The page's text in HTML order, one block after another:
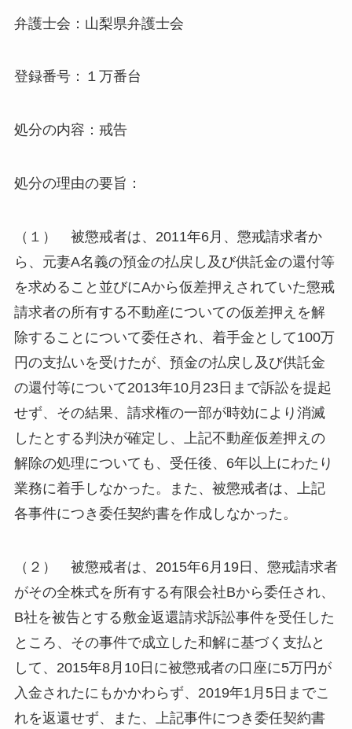
弁護士会：山梨県弁護士会
登録番号：１万番台
処分の内容：戒告
処分の理由の要旨：
（１） 被懲戒者は、2011年6月、懲戒請求者か
ら、元妻A名義の預金の払戻し及び供託金の還付等
を求めること並びにAから仮差押えされていた懲戒
請求者の所有する不動産についての仮差押えを解
除することについて委任され、着手金として100万
円の支払いを受けたが、預金の払戻し及び供託金
の還付等について2013年10月23日まで訴訟を提起
せず、その結果、請求権の一部が時効により消滅
したとする判決が確定し、上記不動産仮差押えの
解除の処理についても、受任後、6年以上にわたり
業務に着手しなかった。また、被懲戒者は、上記
各事件につき委任契約書を作成しなかった。
（２） 被懲戒者は、2015年6月19日、懲戒請求者
がその全株式を所有する有限会社Bから委任され、
B社を被告とする敷金返還請求訴訟事件を受任した
ところ、その事件で成立した和解に基づく支払と
して、2015年8月10日に被懲戒者の口座に5万円が
入金されたにもかかわらず、2019年1月5日までこ
れを返還せず、また、上記事件につき委任契約書